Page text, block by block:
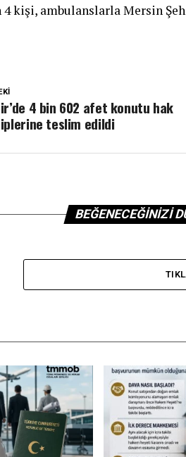
4 kişi, ambulanslarla Mersin
4 bin 602 afet konutu hak
teslim edildi
BEĞENECEĞINIZI